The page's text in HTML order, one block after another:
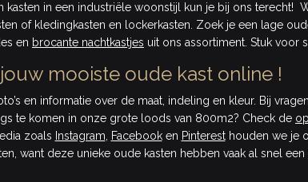
in een industriële woonstijl kun je bij ons terecht!
of kledingkasten en lockerkasten. Zoek je een lage
en brocante nachtkastjes uit ons assortiment. Stuk voor
mooiste oude kast online !
en informatie over de maat, indeling en kleur. Bij
te komen in onze grote loods van 800m2? Check de
zoals Instagram Facebooken Pinteresthouden we je
want deze unieke oude kasten hebben vaak al snel een